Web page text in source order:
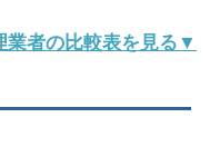
業者の比較表を見る▼